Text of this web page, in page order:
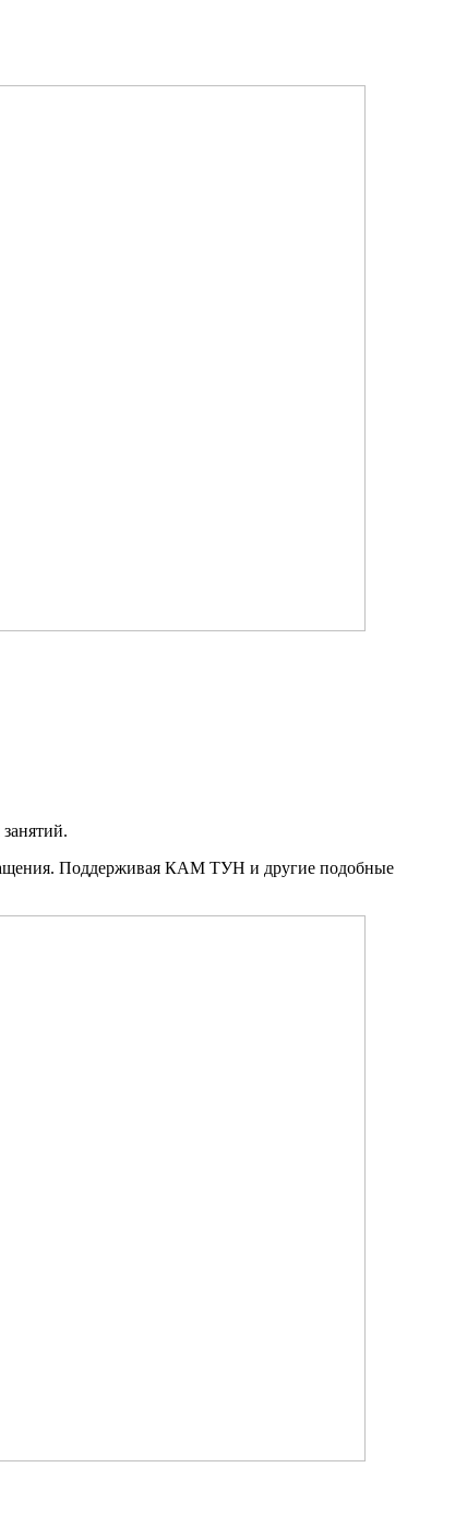
Поддерживая КАМ ТУН и другие подобные